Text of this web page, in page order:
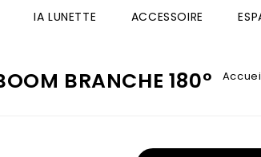
IA LUNETTE ACCESSOIRE
BRANCHE 180°